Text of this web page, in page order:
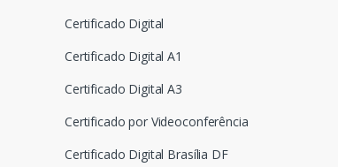
Certificado Digital
Certificado Digital A1
Certificado Digital A3
Certificado por Videoconferência
Certificado Digital Brasília DF